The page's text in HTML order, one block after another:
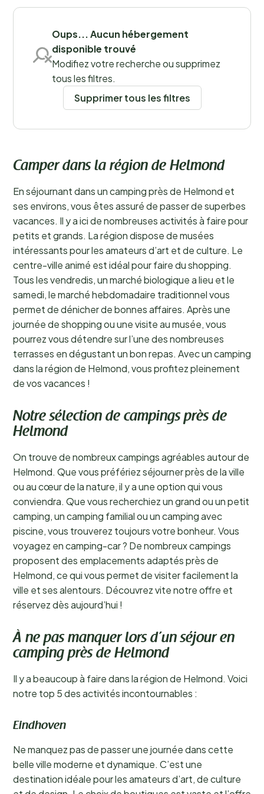
Oups... Aucun hébergement
disponible trouvé
Modifiez votre recherche ou supprimez
tous les filtres.
Supprimer tous les filtres
Camper dans la région de Helmond
En séjournant dans un camping près de Helmond et
ses environs, vous êtes assuré de passer de superbes
vacances. Il y a ici de nombreuses activités à faire pour
petits et grands. La région dispose de musées
intéressants pour les amateurs d’art et de culture. Le
centre-ville animé est idéal pour faire du shopping.
Tous les vendredis, un marché biologique a lieu et le
samedi, le marché hebdomadaire traditionnel vous
permet de dénicher de bonnes affaires. Après une
journée de shopping ou une visite au musée, vous
pourrez vous détendre sur l’une des nombreuses
terrasses en dégustant un bon repas. Avec un camping
dans la région de Helmond, vous profitez pleinement
de vos vacances !
Notre sélection de campings près de
Helmond
On trouve de nombreux campings agréables autour de
Helmond. Que vous préfériez séjourner près de la ville
ou au cœur de la nature, il y a une option qui vous
conviendra. Que vous recherchiez un grand ou un petit
camping, un camping familial ou un camping avec
piscine, vous trouverez toujours votre bonheur. Vous
voyagez en camping-car ? De nombreux campings
proposent des emplacements adaptés près de
Helmond, ce qui vous permet de visiter facilement la
ville et ses alentours. Découvrez vite notre offre et
réservez dès aujourd’hui !
À ne pas manquer lors d’un séjour en
camping près de Helmond
Il y a beaucoup à faire dans la région de Helmond. Voici
notre top 5 des activités incontournables :
Eindhoven
Ne manquez pas de passer une journée dans cette
belle ville moderne et dynamique. C’est une
destination idéale pour les amateurs d’art, de culture